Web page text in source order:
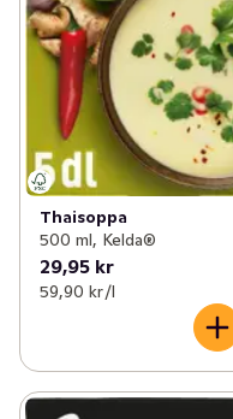
Thaisoppa
500 ml, Kelda®
29,95 kr
59,90 kr /l